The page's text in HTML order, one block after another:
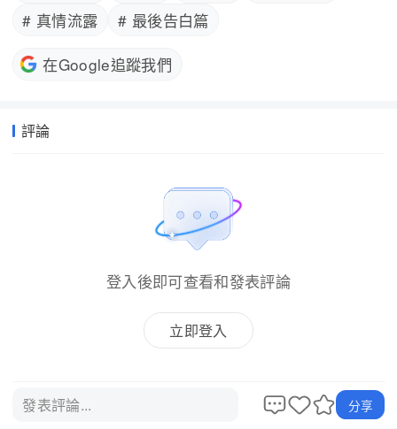
# 真情流露
# 最後告白篇
在Google追蹤我們
評論
登入後即可查看和發表評論
立即登入
發表評論... 分享